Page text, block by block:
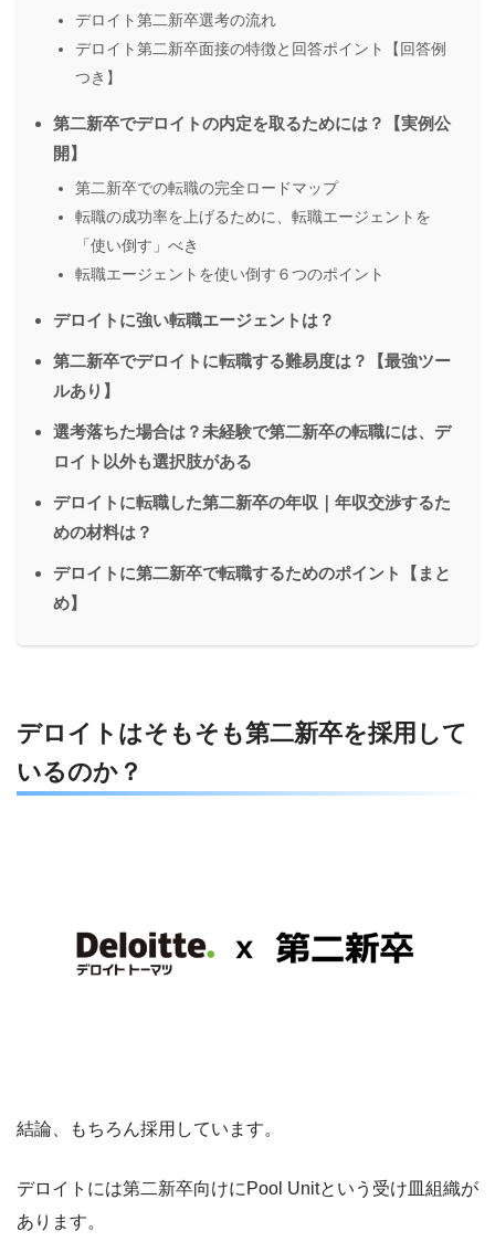
デロイト第二新卒選考の流れ
デロイト第二新卒面接の特徴と回答ポイント【回答例
つき】
第二新卒でデロイトの内定を取るためには？【実例公
開】
第二新卒での転職の完全ロードマップ
転職の成功率を上げるために、転職エージェントを
「使い倒す」べき
転職エージェントを使い倒す６つのポイント
デロイトに強い転職エージェントは？
第二新卒でデロイトに転職する難易度は？【最強ツー
ルあり】
選考落ちた場合は？未経験で第二新卒の転職には、デ
ロイト以外も選択肢がある
デロイトに転職した第二新卒の年収｜年収交渉するた
めの材料は？
デロイトに第二新卒で転職するためのポイント【まと
め】
デロイトはそもそも第二新卒を採用して
いるのか？
結論、もちろん採用しています。
デロイトには第二新卒向けにPool Unitという受け皿組織が
あります。